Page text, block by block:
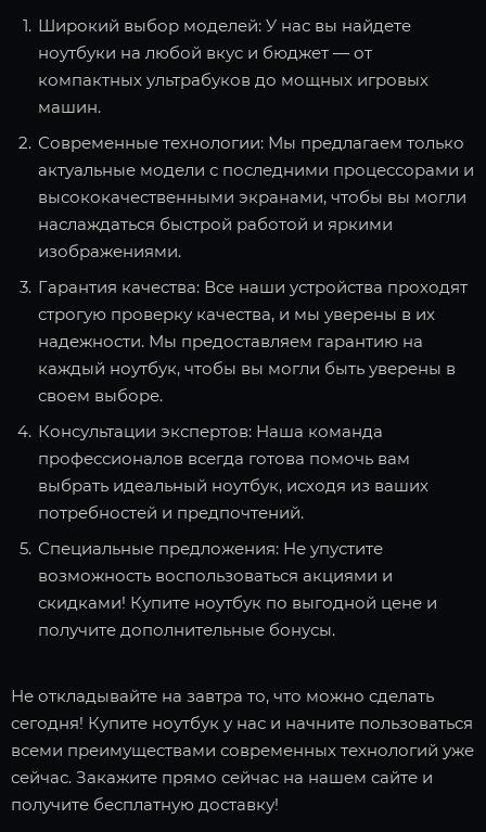
Широкий выбор моделей: У нас вы найдете
ноутбуки на любой вкус и бюджет — от
компактных ультрабуков до мощных игровых
машин.
Современные технологии: Мы предлагаем только
актуальные модели с последними процессорами и
высококачественными экранами, чтобы вы могли
наслаждаться быстрой работой и яркими
изображениями.
Гарантия качества: Все наши устройства проходят
строгую проверку качества, и мы уверены в их
надежности. Мы предоставляем гарантию на
каждый ноутбук, чтобы вы могли быть уверены в
своем выборе.
Консультации экспертов: Наша команда
профессионалов всегда готова помочь вам
выбрать идеальный ноутбук, исходя из ваших
потребностей и предпочтений.
Специальные предложения: Не упустите
возможность воспользоваться акциями и
скидками! Купите ноутбук по выгодной цене и
получите дополнительные бонусы.
Не откладывайте на завтра то, что можно сделать
сегодня! Купите ноутбук у нас и начните пользоваться
всеми преимуществами современных технологий уже
сейчас. Закажите прямо сейчас на нашем сайте и
получите бесплатную доставку!